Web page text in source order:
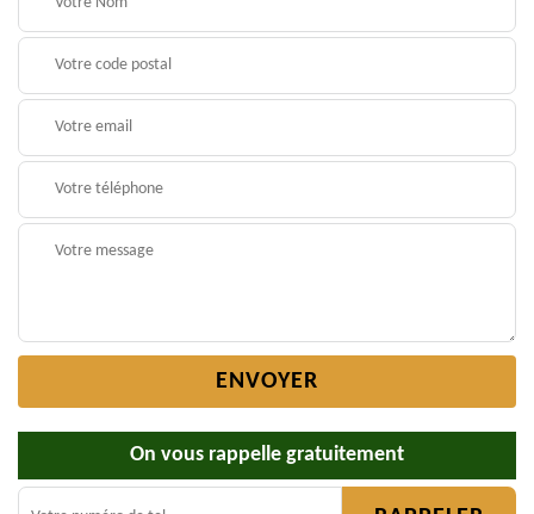
On vous rappelle gratuitement